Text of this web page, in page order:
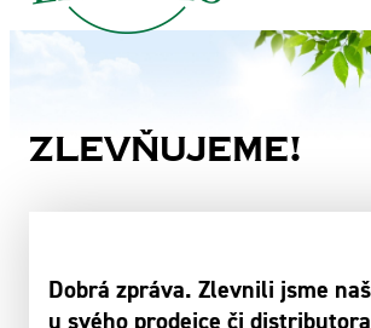
Zlevňujeme!
Dobrá zpráva. Zlevnili jsme
u svého prodejce či